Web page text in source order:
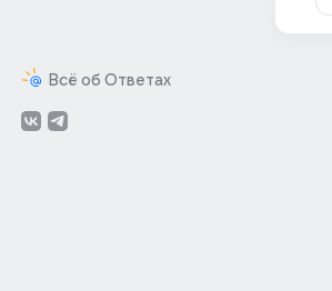
Всё об Ответах